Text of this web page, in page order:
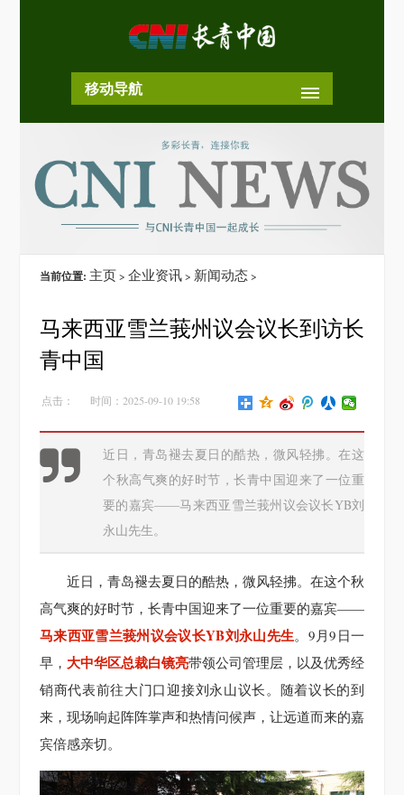
移动导航
当前位置: 主页> 企业资讯> 新闻动态>
马来西亚雪兰莪州议会议长到访长
青中国
点击： 时间：2025-09-10 19:58
近日，青岛褪去夏日的酷热，微风轻拂。在这
个秋高气爽的好时节，长青中国迎来了一位重
要的嘉宾——马来西亚雪兰莪州议会议长YB刘
永山先生。
近日，青岛褪去夏日的酷热，微风轻拂。在这个秋
高气爽的好时节，长青中国迎来了一位重要的嘉宾——
马来西亚雪兰莪州议会议长YB刘永山先生。9月9日一
早， 大中华区总裁白镜亮带领公司管理层，以及优秀经
销商代表前往大门口迎接刘永山议长。随着议长的到
来，现场响起阵阵掌声和热情问候声，让远道而来的嘉
宾倍感亲切。